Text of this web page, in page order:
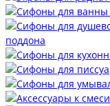
поддона